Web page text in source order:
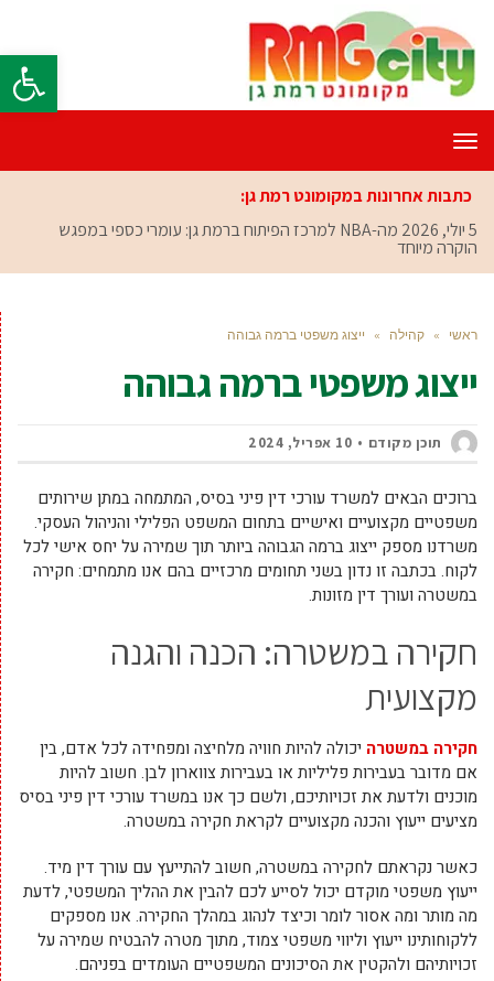
פתח
תפריט
כתבות אחרונות במקומונט רמת גן:
5 יולי, 2026
מה-NBA למרכז הפיתוח ברמת גן: עומרי כספי במפגש
הוקרה מיוחד
ראשי » קהילה » ייצוג משפטי ברמה גבוהה
ייצוג משפטי ברמה גבוהה
תוכן מקודם 10 אפריל, 2024
ברוכים הבאים למשרד עורכי דין פיני בסיס, המתמחה במתן שירותים
משפטיים מקצועיים ואישיים בתחום המשפט הפלילי והניהול העסקי.
משרדנו מספק ייצוג ברמה הגבוהה ביותר תוך שמירה על יחס אישי לכל
לקוח. בכתבה זו נדון בשני תחומים מרכזיים בהם אנו מתמחים: חקירה
במשטרה ועורך דין מזונות.
חקירה במשטרה: הכנה והגנה
מקצועית
חקירה במשטרה יכולה להיות חוויה מלחיצה ומפחידה לכל אדם, בין
אם מדובר בעבירות פליליות או בעבירות צווארון לבן. חשוב להיות
מוכנים ולדעת את זכויותיכם, ולשם כך אנו במשרד עורכי דין פיני בסיס
מציעים ייעוץ והכנה מקצועיים לקראת חקירה במשטרה.
כאשר נקראתם לחקירה במשטרה, חשוב להתייעץ עם עורך דין מיד.
ייעוץ משפטי מוקדם יכול לסייע לכם להבין את ההליך המשפטי, לדעת
מה מותר ומה אסור לומר וכיצד לנהוג במהלך החקירה. אנו מספקים
ללקוחותינו ייעוץ וליווי משפטי צמוד, מתוך מטרה להבטיח שמירה על
זכויותיהם ולהקטין את הסיכונים המשפטיים העומדים בפניהם.